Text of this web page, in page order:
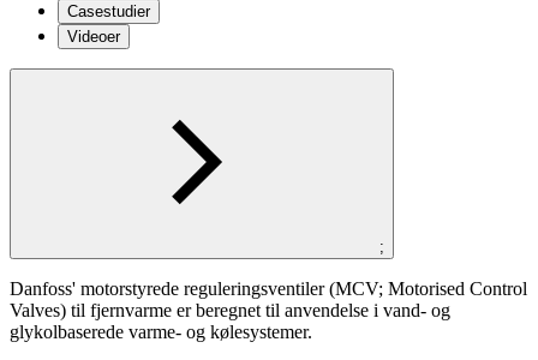
Casestudier
Videoer
;
Danfoss' motorstyrede reguleringsventiler (MCV; Motorised Control
Valves) til fjernvarme er beregnet til anvendelse i vand- og
glykolbaserede varme- og kølesystemer.